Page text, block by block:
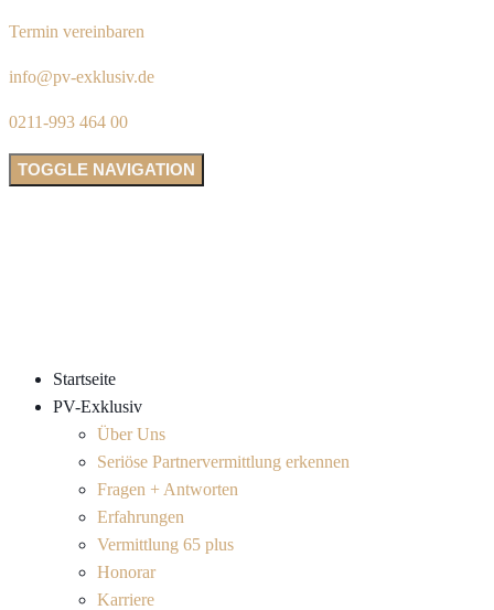
Termin vereinbaren
info@pv-exklusiv.de
0211-993 464 00
TOGGLE NAVIGATION
Startseite
PV-Exklusiv
Über Uns
Seriöse Partnervermittlung erkennen
Fragen + Antworten
Erfahrungen
Vermittlung 65 plus
Honorar
Karriere